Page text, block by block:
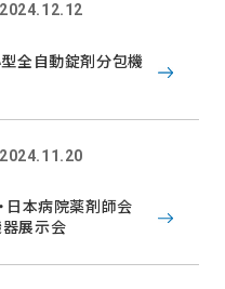
2024.12.12
型全自動錠剤分包機
2024.11.20
日本病院薬剤師会
展示会